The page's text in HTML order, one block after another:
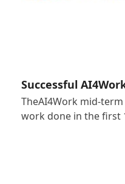
Successful
TheAI4Work mid-
work done in the first